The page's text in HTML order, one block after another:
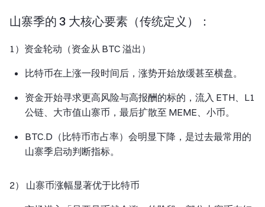
山寨季的 3 大核心要素（传统定义）：
1）资金轮动（资金从 BTC 溢出）
比特币在上涨一段时间后，涨势开始放缓甚至横盘。
资金开始寻求更高风险与高报酬的标的，流入 ETH、L1
公链、大市值山寨币，最后扩散至 MEME、小币。
BTC.D（比特币市占率）会明显下降，是过去最常用的
山寨季启动判断指标。
2） 山寨币涨幅显著优于比特币